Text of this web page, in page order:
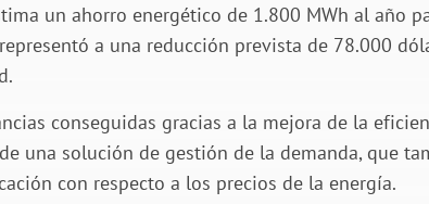
un ahorro energético de 1.800 MWh al año
a una reducción prevista de 78.000
conseguidas gracias a la mejora de la
una solución de gestión de la demanda, que
con respecto a los precios de la energía.